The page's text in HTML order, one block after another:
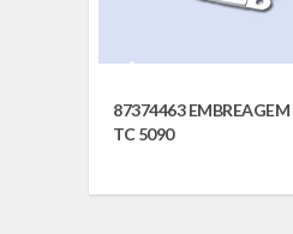
87374463
TC 5090